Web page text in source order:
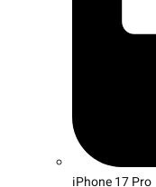
iPhone 17 Pro